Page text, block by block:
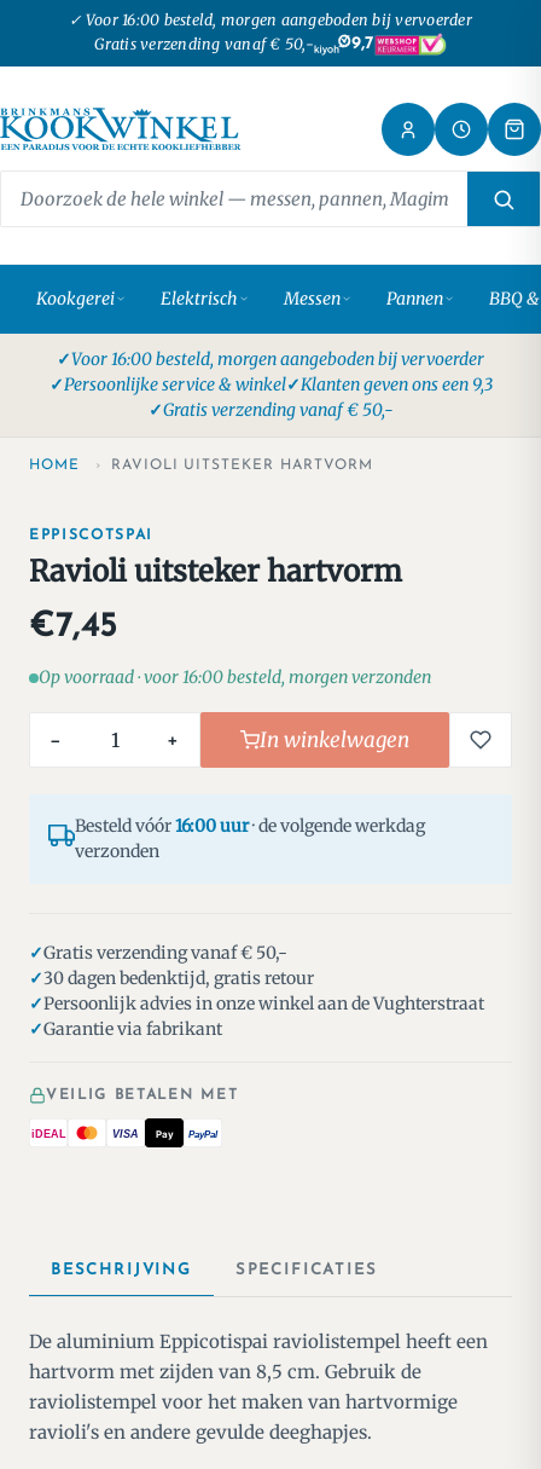
✓ Voor 16:00 besteld, morgen aangeboden bij vervoerder
Gratis verzending vanaf € 50,-
9,7
Kookgerei Elektrisch Messen Pannen BBQ
Voor 16:00 besteld, morgen aangeboden bij vervoerder
Persoonlijke service & winkel
Klanten geven ons een 9,3
Gratis verzending vanaf € 50,-
HOME › RAVIOLI UITSTEKER HARTVORM
EPPISCOTSPAI
Ravioli uitsteker hartvorm
€7,45
Op voorraad · voor 16:00 besteld, morgen verzonden
− + In winkelwagen
Besteld vóór16:00 uur· de volgende werkdag
verzonden
Gratis verzending vanaf € 50,-
30 dagen bedenktijd, gratis retour
Persoonlijk advies in onze winkel aan de Vughterstraat
Garantie via fabrikant
VEILIG BETALEN MET
iDEAL VISA Pay PayPal
BESCHRIJVING SPECIFICATIES
De aluminium Eppicotispai raviolistempel heeft een
hartvorm met zijden van 8,5 cm. Gebruik de
raviolistempel voor het maken van hartvormige
ravioli's en andere gevulde deeghapjes.